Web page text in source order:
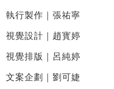
執行製作｜張祐寧
視覺設計｜趙寳婷
視覺排版｜呂純婷
文案企劃｜劉可婕